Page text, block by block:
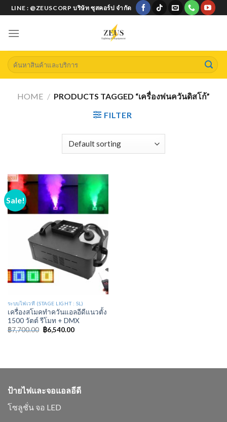
Skip
to
content
LINE : @ZEUSCORP บริษัท ซุสคอร์ป จำกัด
Search
for:
HOME / PRODUCTS TAGGED “เครื่องพ่นควันดิสโก้”
FILTER
Sale!
ระบบไฟเวที (STAGE LIGHT : SL)
เครื่องสโมคทำควันแอลอีดีแนวตั้ง
1500 วัตต์ รีโมท + DMX
฿7,700.00 ฿6,540.00
ป้ายไฟและจอแอลอีดี
โซลูชั่น จอ LED